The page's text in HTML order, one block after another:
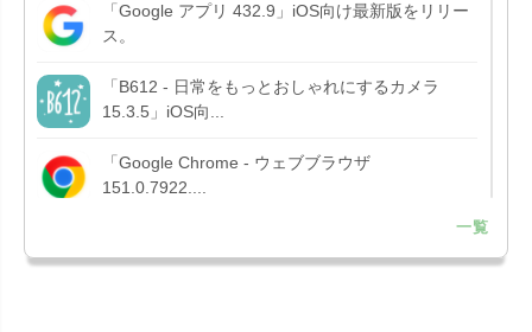
「Google アプリ 432.9」iOS向け最新版をリリー
ス。
「B612 - 日常をもっとおしゃれにするカメラ
15.3.5」iOS向...
「Google Chrome - ウェブブラウザ
151.0.7922....
「Microsoft OneDrive 18.7.3」iOS向け最新版を...
一覧